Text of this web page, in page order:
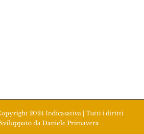
2024 Indicasativa | Tutti i diritti
da Daniele Primavera